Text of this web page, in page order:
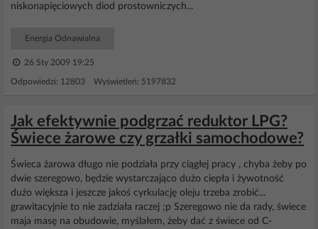
niskonapięciowych diod prostowniczych...
Energia Odnawialna
26 Sty 2009 19:25
Odpowiedzi: 12803 Wyświetleń: 5197832
Jak efektywnie podgrzać reduktor LPG?
Świece żarowe czy grzałki samochodowe?
Świeca żarowa długo nie podziała przy ciągłej pracy , chyba żeby po
dwie szeregowo, będzie wystarczająco dużo ciepła i żywotność
dużo większa i jeszcze jakoś cyrkulację oleju trzeba zrobić...
grawitacyjnie to nie zadziała raczej ;p Szeregowo nie da rady, świece
maja masę na obudowie, myślałem, żeby dać z świece od C-